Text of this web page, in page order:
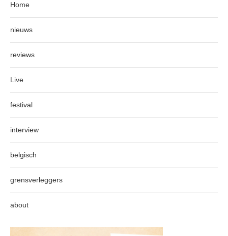
Home
nieuws
reviews
Live
festival
interview
belgisch
grensverleggers
about